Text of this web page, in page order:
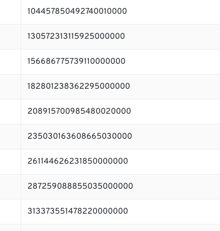
104457850492740010000
130572313115925000000
156686775739110000000
182801238362295000000
208915700985480020000
235030163608665030000
261144626231850000000
287259088855035000000
313373551478220000000